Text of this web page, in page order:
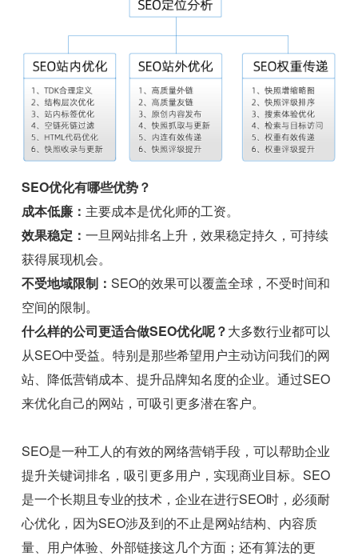
SEO优化有哪些优势？
成本低廉： 主要成本是优化师的工资。
效果稳定：一旦网站排名上升，效果稳定持久，可持续
获得展现机会。
不受地域限制：SEO的效果可以覆盖全球，不受时间和
空间的限制。
什么样的公司更适合做SEO优化呢？大多数行业都可以
从SEO中受益。特别是那些希望用户主动访问我们的网
站、降低营销成本、提升品牌知名度的企业。通过SEO
来优化自己的网站，可吸引更多潜在客户。
SEO是一种工人的有效的网络营销手段，可以帮助企业
提升关键词排名，吸引更多用户，实现商业目标。SEO
是一个长期且专业的技术，企业在进行SEO时，必须耐
心优化，因为SEO涉及到的不止是网站结构、内容质
量、用户体验、外部链接这几个方面；还有算法的更